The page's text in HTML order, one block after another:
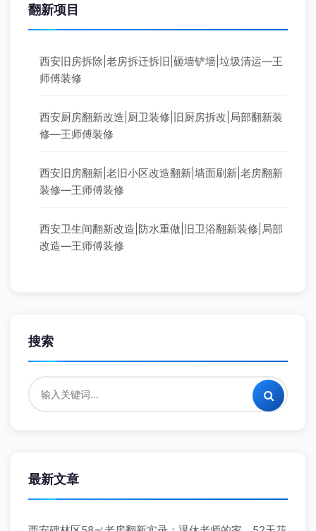
翻新项目
西安旧房拆除|老房拆迁拆旧|砸墙铲墙|垃圾清运—王
师傅装修
西安厨房翻新改造|厨卫装修|旧厨房拆改|局部翻新装
修—王师傅装修
西安旧房翻新|老旧小区改造翻新|墙面刷新|老房翻新
装修—王师傅装修
西安卫生间翻新改造|防水重做|旧卫浴翻新装修|局部
改造—王师傅装修
搜索
最新文章